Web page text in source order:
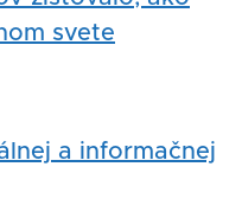
svete
a informačnej